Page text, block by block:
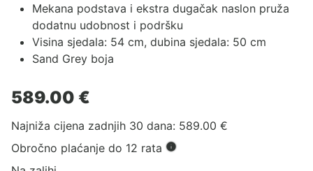
Mekana podstava i ekstra dugačak naslon pruža
dodatnu udobnost i podršku
Visina sjedala: 54 cm, dubina sjedala: 50 cm
Sand Grey boja
589.00 €
Najniža cijena zadnjih 30 dana: 589.00 €
Obročno plaćanje do 12 rata